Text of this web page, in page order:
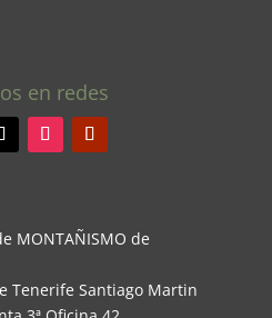
en redes
MONTAÑISMO de
Tenerife Santiago Martin